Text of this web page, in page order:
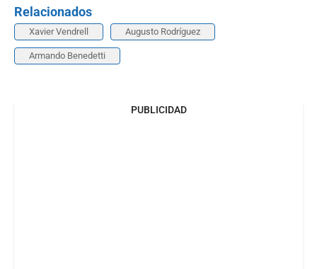
Relacionados
Xavier Vendrell Augusto Rodríguez
Armando Benedetti
PUBLICIDAD